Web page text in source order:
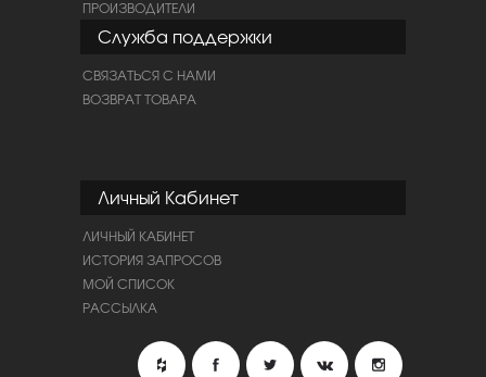
ПРОИЗВОДИТЕЛИ
Служба поддержки
СВЯЗАТЬСЯ С НАМИ
ВОЗВРАТ ТОВАРА
Личный Кабинет
ЛИЧНЫЙ КАБИНЕТ
ИСТОРИЯ ЗАПРОСОВ
МОЙ СПИСОК
РАССЫЛКА